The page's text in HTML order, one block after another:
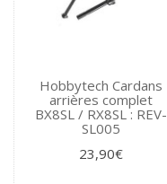
Hobbytech Cardans
arrières complet
BX8SL / RX8SL : REV-
SL005
23,90€